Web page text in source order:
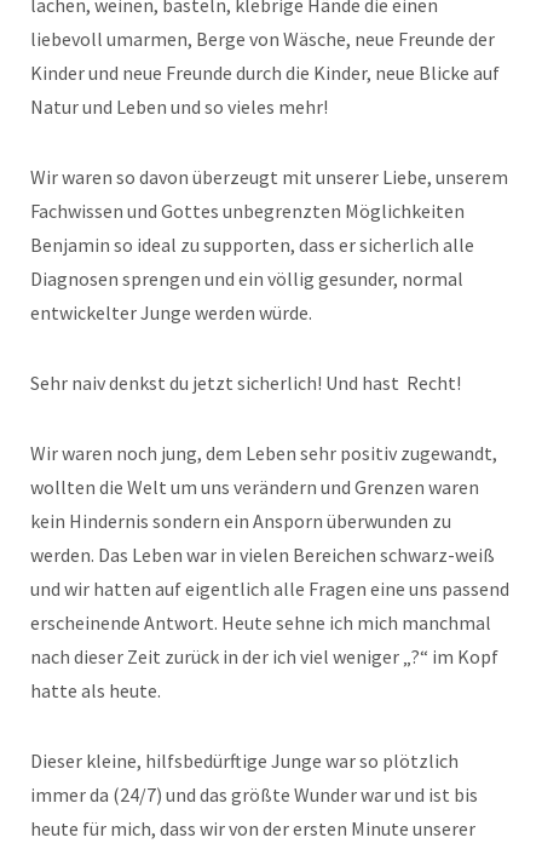
lachen, weinen, basteln, klebrige Hände die einen
liebevoll umarmen, Berge von Wäsche, neue Freunde der
Kinder und neue Freunde durch die Kinder, neue Blicke auf
Natur und Leben und so vieles mehr!
Wir waren so davon überzeugt mit unserer Liebe, unserem
Fachwissen und Gottes unbegrenzten Möglichkeiten
Benjamin so ideal zu supporten, dass er sicherlich alle
Diagnosen sprengen und ein völlig gesunder, normal
entwickelter Junge werden würde.
Sehr naiv denkst du jetzt sicherlich! Und hast Recht!
Wir waren noch jung, dem Leben sehr positiv zugewandt,
wollten die Welt um uns verändern und Grenzen waren
kein Hindernis sondern ein Ansporn überwunden zu
werden. Das Leben war in vielen Bereichen schwarz-weiß
und wir hatten auf eigentlich alle Fragen eine uns passend
erscheinende Antwort. Heute sehne ich mich manchmal
nach dieser Zeit zurück in der ich viel weniger „?“ im Kopf
hatte als heute.
Dieser kleine, hilfsbedürftige Junge war so plötzlich
immer da (24/7) und das größte Wunder war und ist bis
heute für mich, dass wir von der ersten Minute unserer